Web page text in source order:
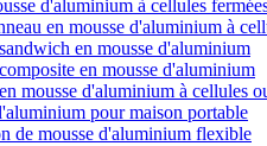
d'aluminium à cellules
en mousse d'aluminium à
en mousse d'aluminium
en mousse d'aluminium
mousse d'aluminium à cellules
pour maison portable
de mousse d'aluminium flexible